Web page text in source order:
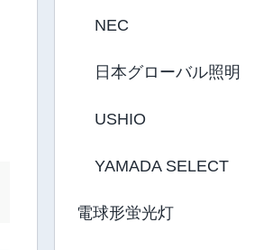
NEC
日本グローバル照明
USHIO
YAMADA SELECT
電球形蛍光灯